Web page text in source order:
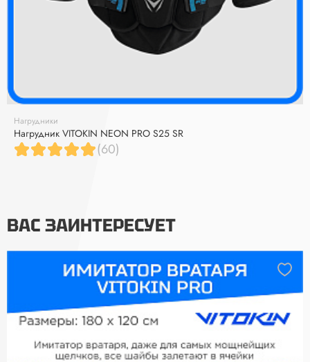
Нагрудники
Нагрудник VITOKIN NEON PRO S25 SR
(60)
ВАС ЗАИНТЕРЕСУЕТ